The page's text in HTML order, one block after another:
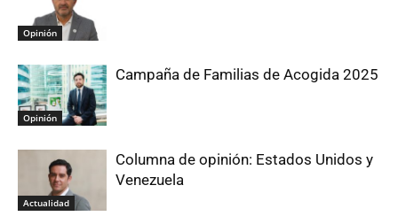
Opinión
Opinión
Campaña de Familias de Acogida 2025
Actualidad
Columna de opinión: Estados Unidos y
Venezuela